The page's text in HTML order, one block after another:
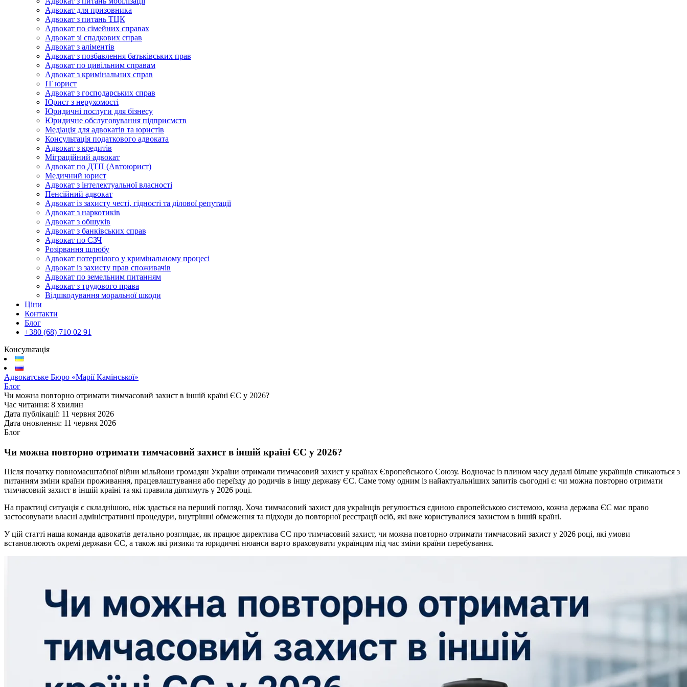
Адвокат для призовника
Адвокат з питань ТЦК
Адвокат по сімейних справах
Адвокат зі спадкових справ
Адвокат з аліментів
Адвокат з позбавлення батьківських прав
Адвокат по цивільним справам
Адвокат з кримінальних справ
IT юрист
Адвокат з господарських справ
Юрист з нерухомості
Юридичні послуги для бізнесу
Юридичне обслуговування підприємств
Медіація для адвокатів та юристів
Консультація податкового адвоката
Адвокат з кредитів
Міграційний адвокат
Адвокат по ДТП (Автоюрист)
Медичний юрист
Адвокат з інтелектуальної власності
Пенсійний адвокат
Адвокат із захисту честі, гідності та ділової репутації
Адвокат з наркотиків
Адвокат з обшуків
Адвокат з банківських справ
Адвокат по СЗЧ
Розірвання шлюбу
Адвокат потерпілого у кримінальному процесі
Адвокат із захисту прав споживачів
Адвокат по земельним питанням
Адвокат з трудового права
Відшкодування моральної шкоди
Ціни
Контакти
Блог
+380 (68) 710 02 91
Консультація
Адвокатське Бюро «Марії Камінської»
Блог
Чи можна повторно отримати тимчасовий захист в іншій країні ЄС у 2026?
Час читання: 8 хвилин
Дата публікації: 11 червня 2026
Дата оновлення: 11 червня 2026
Блог
Чи можна повторно отримати тимчасовий захист в іншій країні ЄС у 2026?
Після початку повномасштабної війни мільйони громадян України отримали тимчасовий захист у країнах Європейського Союзу. Водночас із плином часу дедалі більше українців стикаються з
питанням зміни країни проживання, працевлаштування або переїзду до родичів в іншу державу ЄС. Саме тому одним із найактуальніших запитів сьогодні є: чи можна повторно отримати
тимчасовий захист в іншій країні та які правила діятимуть у 2026 році.
На практиці ситуація є складнішою, ніж здається на перший погляд. Хоча тимчасовий захист для українців регулюється єдиною європейською системою, кожна держава ЄС має право
застосовувати власні адміністративні процедури, внутрішні обмеження та підходи до повторної реєстрації осіб, які вже користувалися захистом в іншій країні.
У цій статті наша команда адвокатів детально розглядає, як працює директива ЄС про тимчасовий захист, чи можна повторно отримати тимчасовий захист у 2026 році, які умови
встановлюють окремі держави ЄС, а також які ризики та юридичні нюанси варто враховувати українцям під час зміни країни перебування.